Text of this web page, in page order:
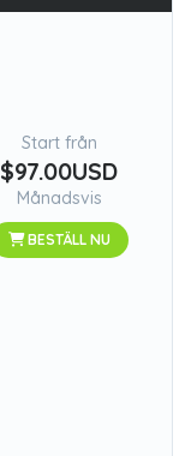
Start från
$97.00USD
Månadsvis
BESTÄLL NU